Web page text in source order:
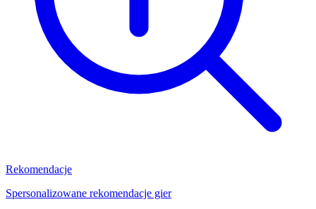
Rekomendacje
Spersonalizowane rekomendacje gier